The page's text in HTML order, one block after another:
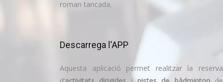
roman tancada.
Descarrega l'APP
Aquesta aplicació permet realitzar la reserva